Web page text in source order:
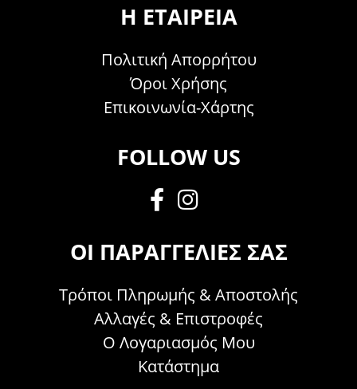
Η ΕΤΑΙΡΕΊΑ
Πολιτική Απορρήτου
Όροι Χρήσης
Επικοινωνία-Χάρτης
FOLLOW US
ΟΙ ΠΑΡΑΓΓΕΛΊΕΣ ΣΑΣ
Τρόποι Πληρωμής & Αποστολής
Αλλαγές & Επιστροφές
Ο Λογαριασμός Μου
Κατάστημα